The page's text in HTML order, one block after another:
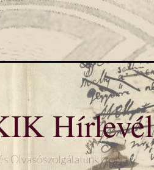
Hírlevél
Olvasószolgálatunk blogja